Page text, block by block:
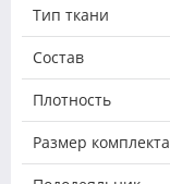
Тип ткани
Состав
Плотность
Размер комплекта